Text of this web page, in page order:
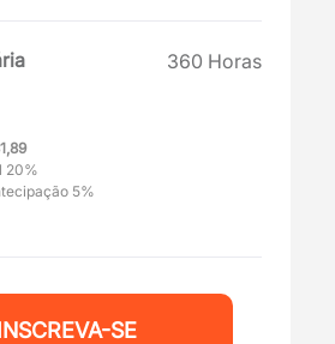
360 Horas
20%
5%
INSCREVA-SE